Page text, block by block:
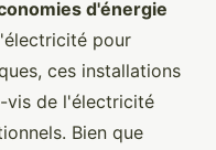
d'énergie
pour
ces installations
vis de l'électricité
Bien que